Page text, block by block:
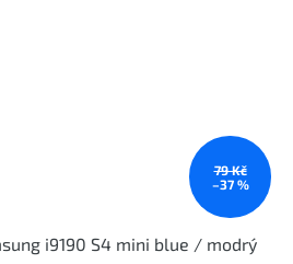
79 Kč
–37 %
i9190 S4 mini blue / modrý